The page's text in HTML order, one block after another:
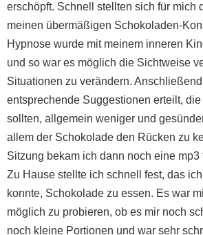
erschöpft. Schnell stellten sich für mich
meinen übermäßigen Schokoladen-
Hypnose wurde mit meinem inneren
und so war es möglich die Sichtweise
Situationen zu verändern.
entsprechende Suggestionen erteilt,
sollten, allgemein weniger und
allem der Schokolade den Rücken zu
Sitzung bekam ich dann noch eine mp3
Zu Hause stellte ich schnell fest, das
konnte, Schokolade zu essen. Es war
möglich zu probieren, ob es mir noch
noch kleine Portionen und war sehr